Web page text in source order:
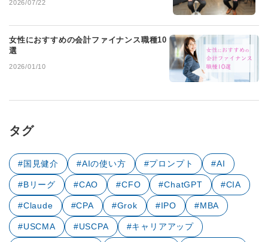
2026/07/22
女性におすすめの会計ファイナンス職種10
選
2026/01/10
タグ
#国見健介 #AIの使い方 #プロンプト #AI
#Bリーグ #CAO #CFO #ChatGPT #CIA
#Claude #CPA #Grok #IPO #MBA
#USCMA #USCPA #キャリアアップ